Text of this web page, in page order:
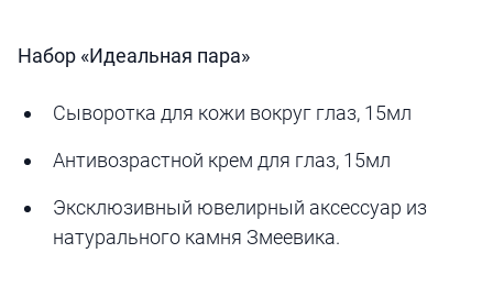
Набор «Идеальная пара»
Сыворотка для кожи вокруг глаз, 15мл
Антивозрастной крем для глаз, 15мл
Эксклюзивный ювелирный аксессуар из
натурального камня Змеевика.